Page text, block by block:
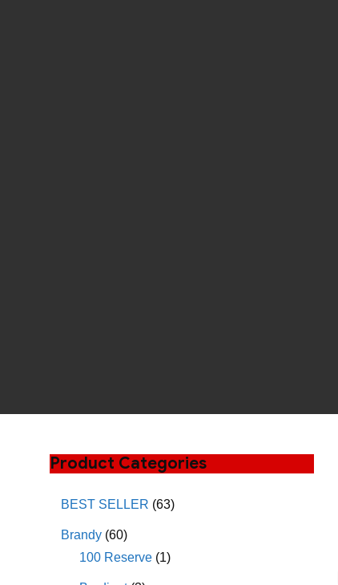
Product Categories
BEST SELLER (63)
Brandy (60)
100 Reserve (1)